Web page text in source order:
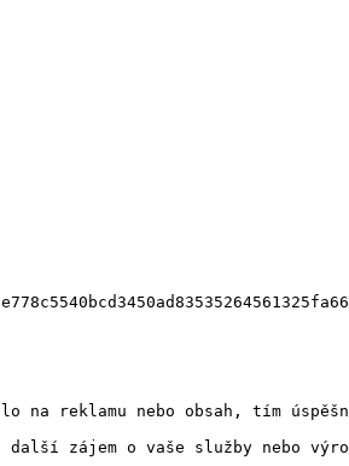
na reklamu nebo obsah, tím
zájem o vaše služby nebo